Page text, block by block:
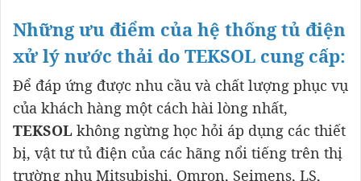
Những ưu điểm của hệ thống tủ điện
xử lý nước thải do TEKSOL cung cấp:
Để đáp ứng được nhu cầu và chất lượng phục vụ
của khách hàng một cách hài lòng nhất,
TEKSOL không ngừng học hỏi áp dụng các thiết
bị, vật tư tủ điện của các hãng nổi tiếng trên thị
trường nhu Mitsubishi, Omron, Seimens, LS,